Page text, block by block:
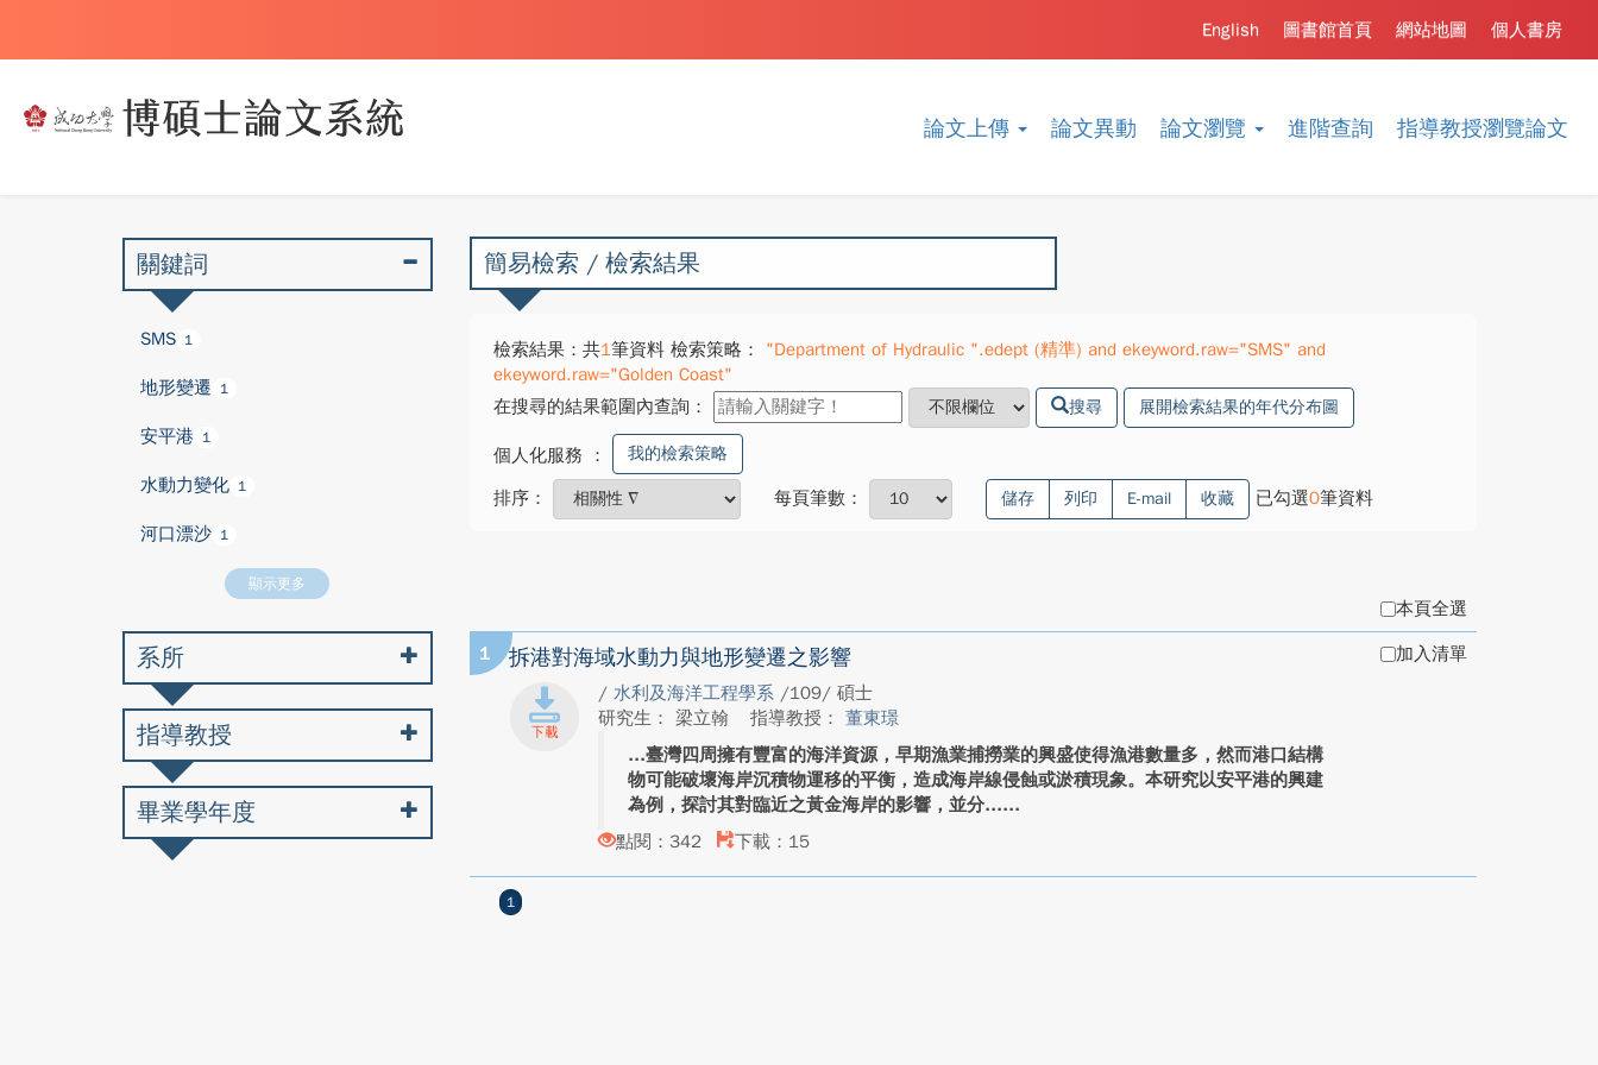
論文上傳 論文異動 論文瀏覽 進階查詢 指導教授瀏覽論文
個人書房
網站地圖
圖書館首頁
English
簡易檢索 / 檢索結果
檢索結果：共1筆資料 檢索策略：
"Department of Hydraulic ".edept (精準) and ekeyword.raw="SMS" and
ekeyword.raw="Golden Coast"
在搜尋的結果範圍內查詢：
搜尋 展開檢索結果的年代分布圖
個人化服務 ： 我的檢索策略
排序： 每頁筆數： 儲存 列印 E-mail 收藏 已勾選0筆資料
本頁全選
1 拆港對海域水動力與地形變遷之影響
/ 水利及海洋工程學系 /109/ 碩士
研究生： 梁立翰
指導教授： 董東璟
臺灣四周擁有豐富的海洋資源，早期漁業捕撈業的興盛使得漁港數量多，然而港口結構
物可能破壞海岸沉積物運移的平衡，造成海岸線侵蝕或淤積現象。本研究以安平港的興建
為例，探討其對臨近之黃金海岸的影響，並分...
點閱：342
下載：15
加入清單
1
關鍵詞
SMS 1
地形變遷 1
安平港 1
水動力變化 1
河口漂沙 1
顯示更多
系所
指導教授
畢業學年度